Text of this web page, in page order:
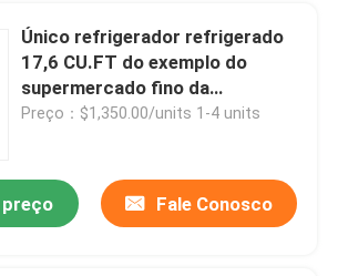
Único refrigerador refrigerado
17,6 CU.FT do exemplo do
supermercado fino da
temperatura vidro quadrado
Preço：$1,350.00/units 1-4 units
preço Fale Conosco